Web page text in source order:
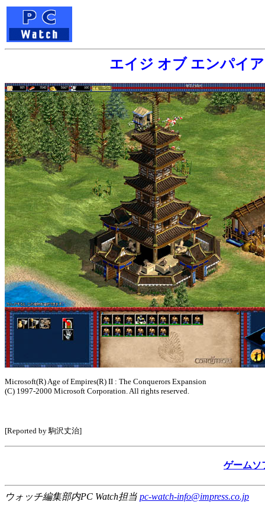
エイジ オブ エンパイ
Microsoft(R) Age of Empires(R) II : The Conquerors Expansion
(C) 1997-2000 Microsoft Corporation. All rights reserved.
[Reported by 駒沢丈治]
ゲームソ
ウォッチ編集部内PC Watch担当 pc-watch-info@impress.co.jp